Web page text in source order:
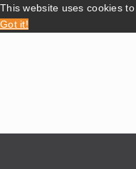
This website uses cookies
Got it!